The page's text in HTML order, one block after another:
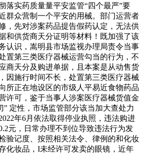
落实药质量量平安监管“四个最严”要
群众营制一个平安的用械。部门运营者
，先对涉案药品提告假药认定，无法供
和供货商天分证明等材料！既加强了该
认识，嵩明县市场监视办理局责令当事
置第三类医疗器械运营勾当的行为，不
商天分及购进单据，且本案是从动售货
因施行时间不长，处置第三类医疗器械
所正在地设区的市级人平易近食物药品
许可，鉴于当事人涉案医疗器械货值金
” 定性，市场监管部分该当加大查处力
年6月依法取得停业执照，违法购进
元，日常办理不到位导致违法行为发
验记度、按照相关法令、律例的和化妆
化妆品，I未经许可发卖的眼镜，近年